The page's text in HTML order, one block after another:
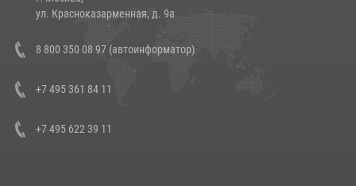
14 июля 2026, 12:20
Состоялась рабочая встреча директора Росгвардии Героя России
генерала армии Виктора Золотова с заместителем полномочного
представителя Президента Российской Федерации в Северо-
Кавказском федеральном округе Виталием Кузнецовым
ул. Красноказарменная, д. 9а
8 800 350 08 97 (автоинформатор)
+7 495 361 84 11
+7 495 622 39 11